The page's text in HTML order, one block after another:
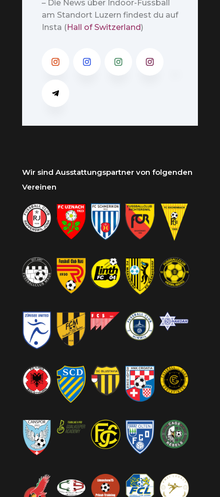
– Die News über Indoor-Fussball
am Standort Luzern findest du auf
Insta (Hall of Switzerland)
Wir sind Ausstattungspartner von folgenden
Vereinen